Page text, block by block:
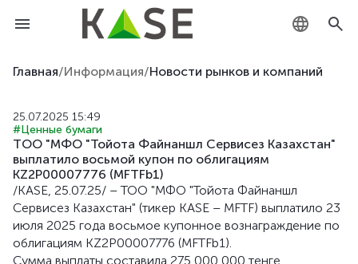
KZ
EN
Главная/Информация/Новости рынков и компаний
25.07.2025 15:49
#Ценные бумаги
ТОО "МФО "Тойота Файнаншл Сервисез Казахстан"
выплатило восьмой купон по облигациям
KZ2P00007776 (MFTFb1)
/KASE, 25.07.25/ – ТОО "МФО "Тойота Файнаншл
Сервисез Казахстан" (тикер KASE – MFTF) выплатило 23
июля 2025 года восьмое купонное вознаграждение по
облигациям KZ2P00007776 (MFTFb1).
Сумма выплаты составила 275 000 000 тенге.